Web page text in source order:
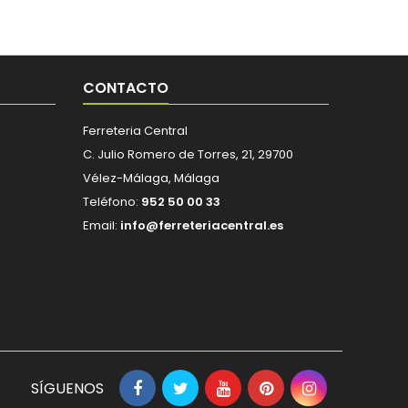
CONTACTO
Ferreteria Central
C. Julio Romero de Torres, 21, 29700
Vélez-Málaga, Málaga
Teléfono: 952 50 00 33
Email: info@ferreteriacentral.es
SÍGUENOS